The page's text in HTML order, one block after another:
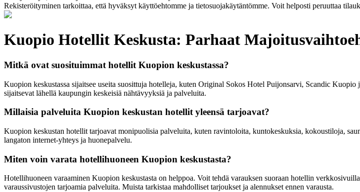
Rekisteröityminen tarkoittaa, että hyväksyt käyttöehtomme ja tietosuojakäytäntömme. Voit helposti peruuttaa
Kuopio Hotellit Keskusta: Parhaat
Mitkä ovat suosituimmat hotellit Kuopion keskustassa?
Kuopion keskustassa sijaitsee useita suosittuja hotelleja, kuten Original Sokos Hotel Puijonsarvi, Scandic
sijaitsevat lähellä kaupungin keskeisiä nähtävyyksiä ja palveluita.
Millaisia palveluita Kuopion keskustan hotellit yleensä tarjoavat?
Kuopion keskustan hotellit tarjoavat monipuolisia palveluita, kuten ravintoloita, kuntokeskuksia, kokoustiloja,
langaton internet-yhteys ja huonepalvelu.
Miten voin varata hotellihuoneen Kuopion keskustasta?
Hotellihuoneen varaaminen Kuopion keskustasta on helppoa. Voit tehdä varauksen suoraan hotellin
varaussivustojen tarjoamia palveluita. Muista tarkistaa mahdolliset tarjoukset ja alennukset ennen varausta.